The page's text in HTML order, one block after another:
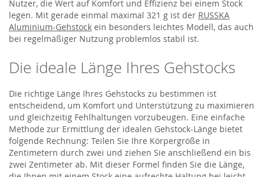
Nutzer, die Wert auf Komfort und Effizienz bei einem Stock
legen. Mit gerade einmal maximal 321 g ist der RUSSKA
Aluminium-Gehstock ein besonders leichtes Modell, das auch
bei regelmäßiger Nutzung problemlos stabil ist.
Die ideale Länge Ihres Gehstocks
Die richtige Länge Ihres Gehstocks zu bestimmen ist
entscheidend, um Komfort und Unterstützung zu maximieren
und gleichzeitig Fehlhaltungen vorzubeugen. Eine einfache
Methode zur Ermittlung der idealen Gehstock-Länge bietet
folgende Rechnung: Teilen Sie Ihre Körpergröße in
Zentimetern durch zwei und ziehen Sie anschließend ein bis
zwei Zentimeter ab. Mit dieser Formel finden Sie die Länge,